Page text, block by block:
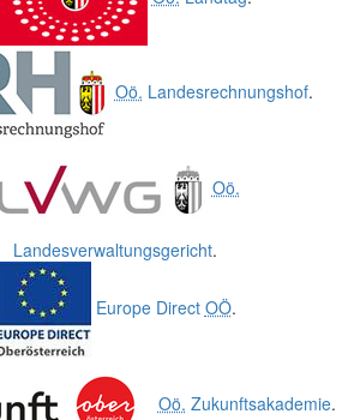
Oö. Landesrechnungshof.
Oö.
Landesverwaltungsgericht.
Europe Direct OÖ.
Oö. Zukunftsakademie.